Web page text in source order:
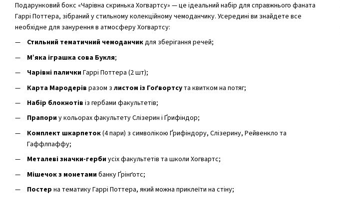
Подарунковий бокс «Чарівна скринька Хогвартсу» — це ідеальний набір для справжнього фаната
Гаррі Поттера, зібраний у стильному колекційному чемоданчику. Усередині ви знайдете все
необхідне для занурення в атмосферу Хогвартсу:
Стильний тематичний чемоданчикдля зберігання речей;
М’яка іграшка сова Букля;
Чарівні паличкиГаррі Поттера (2 шт);
Карта Мародерів разом з листом із Гоґвортсута квитком на потяг;
Набір блокнотів із гербами факультетів;
Прапориу кольорах факультету Слізерин і Ґрифіндор;
Комплект шкарпеток(4 пари) з символікою Ґрифіндору, Слізерину, Рейвенкло та
Гаффлпаффу;
Металеві значки-гербиусіх факультетів та школи Хогвартс;
Мішечок з монетамибанку Ґрінґотс;
Постер на тематику Гаррі Поттера, який можна приклеїти на стіну;